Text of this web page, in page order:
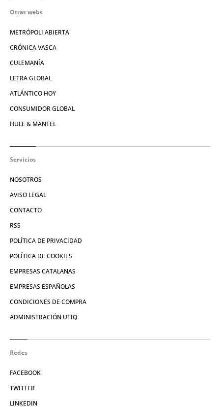
Otras webs
METRÓPOLI ABIERTA
CRÓNICA VASCA
CULEMANÍA
LETRA GLOBAL
ATLÁNTICO HOY
CONSUMIDOR GLOBAL
HULE & MANTEL
Servicios
NOSOTROS
AVISO LEGAL
CONTACTO
RSS
POLÍTICA DE PRIVACIDAD
POLÍTICA DE COOKIES
EMPRESAS CATALANAS
EMPRESAS ESPAÑOLAS
CONDICIONES DE COMPRA
ADMINISTRACIÓN UTIQ
Redes
FACEBOOK
TWITTER
LINKEDIN